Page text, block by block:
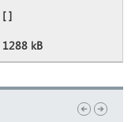
[ ]
1288 kB